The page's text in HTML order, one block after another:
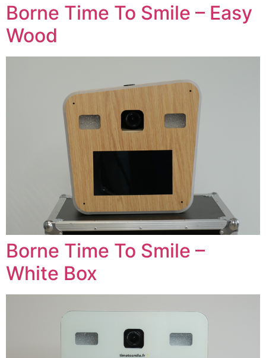
Borne Time To Smile – Easy
Wood
Borne Time To Smile –
White Box